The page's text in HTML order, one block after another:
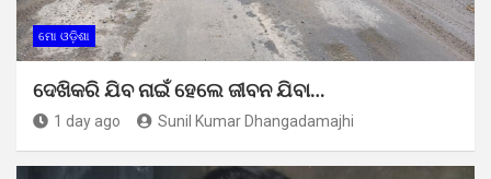
ମୋ ଓଡ଼ିଶା
ଦେଖିକରି ଯିବ ନାଇଁ ହେଲେ ଜୀବନ ଯିବା…
1 day ago Sunil Kumar Dhangadamajhi